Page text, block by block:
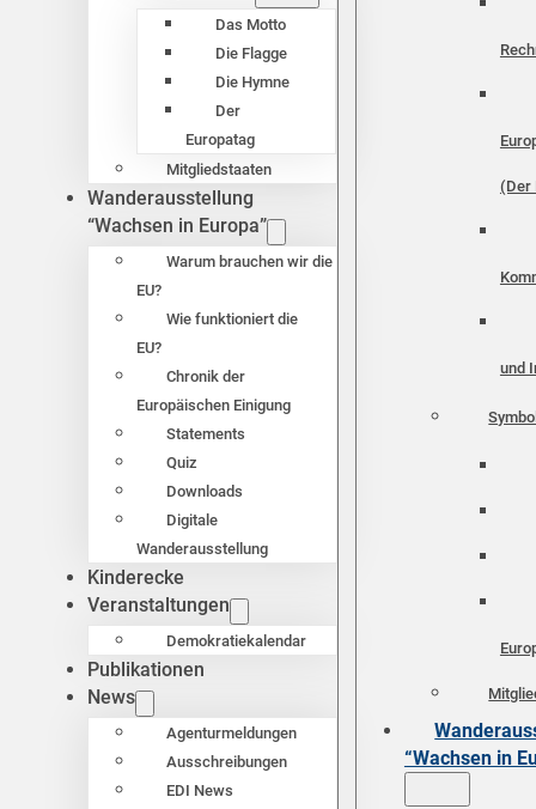
Das Motto
Die Flagge
Die Hymne
Der
Europatag
Mitgliedstaaten
Wanderausstellung
“Wachsen in Europa”
Warum brauchen wir die
EU?
Wie funktioniert die
EU?
Chronik der
Europäischen Einigung
Statements
Quiz
Downloads
Digitale
Wanderausstellung
Kinderecke
Veranstaltungen
Demokratiekalendar
Publikationen
News
Agenturmeldungen
Ausschreibungen
EDI News
(Der
und
“Wachsen in